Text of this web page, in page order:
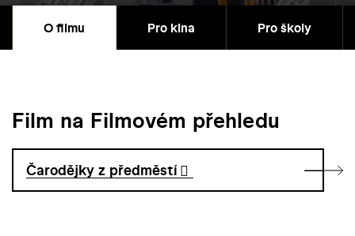
O filmu Pro kina Pro školy
Film na Filmovém přehledu
Čarodějky z předměstí